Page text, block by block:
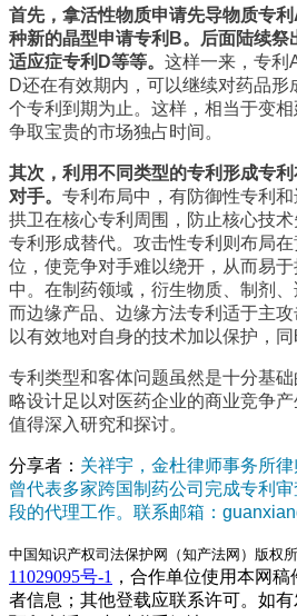
首先，拿活性物质申请先导物质专
种新的晶型申请专利B。后面陆续祭
适应症专利D等等。 这样一来，专利
D还在有效期内，可以继续对药品形
个专利到期为止。这样，相当于变
争取宝贵的市场独占时间。
其次，利用不同类型的专利形成专
对手。 专利布局中，有防御性专利
拱卫在核心专利周围，防止核心技
专利形成替代。攻击性专利则布局
位，使竞争对手难以绕开，从而易
中。在制药领域，衍生物质、制剂、
而边缘产品、边缘方法专利适于主
以有效地对自身的技术加以保护，同
专利类型和客体问题虽然是十分基
略设计足以对医药企业的商业竞争
值得深入研究和探讨。
分享者： 关祥宇，金杜律师事务所律
曾代表多家跨国制药公司完成专利
段的代理工作。联系邮箱：
中国知识产权司法保护网（知产法网）版权
11029095号-1 ，合作单位使用本网
者信息；其他登载应联系许可。如